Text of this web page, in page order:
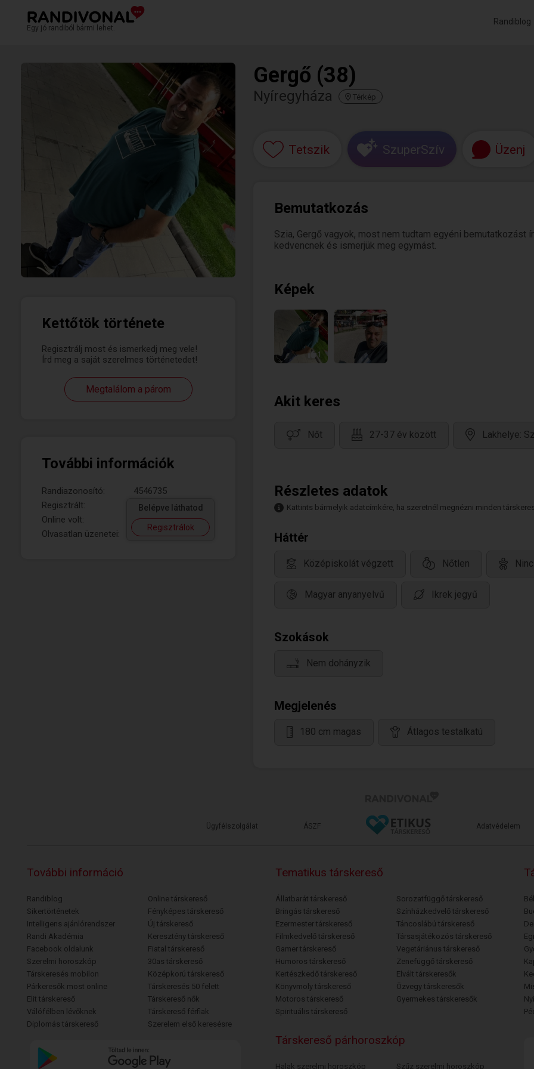
Egy jó randiból bármi lehet.
Randiblog
Kettőtök története
Regisztrálj most és ismerkedj meg vele!
Írd meg a saját szerelmes történetedet!
Megtalálom a párom
További információk
Randiazonosító:
4546735
Regisztrált:
Online volt:
Olvasatlan üzenetei:
Belépve láthatod
Regisztrálok
Gergő (38)
Nyíregyháza Térkép
Tetszik SzuperSzív Üzenj
Bemutatkozás
Szia, Gergő vagyok, most nem tudtam egyéni bemutatkozást
kedvencnek és ismerjük meg egymást.
Képek
1
Akit keres
Nőt 27-37 év között Lakhelye:
Részletes adatok
Kattints bármelyik adatcímkére, ha szeretnél megnézni minden
Háttér
Középiskolát végzett Nőtlen
Magyar anyanyelvű Ikrek jegyű
Szokások
Nem dohányzik
Megjelenés
180 cm magas Átlagos testalkatú
Ügyfélszolgálat ÁSZF Adatvédelem
További információ
Randiblog
Sikertörténetek
Intelligens ajánlórendszer
Randi Akadémia
Facebook oldalunk
Szerelmi horoszkóp
Társkeresés mobilon
Párkeresők most online
Elit társkereső
Válófélben lévőknek
Diplomás társkereső
Online társkereső
Fényképes társkereső
Új társkereső
Keresztény társkereső
Fiatal társkereső
30as társkereső
Középkorú társkereső
Társkeresés 50 felett
Társkereső nők
Társkereső férfiak
Szerelem első keresésre
Tematikus társkereső
Állatbarát társkereső
Bringás társkereső
Ezermester társkereső
Filmkedvelő társkereső
Gamer társkereső
Humoros társkereső
Kertészkedő társkereső
Könyvmoly társkereső
Motoros társkereső
Spirituális társkereső
Sorozatfüggő társkereső
Színházkedvelő társkereső
Táncoslábú társkereső
Társasjátékozós társkereső
Vegetáriánus társkereső
Zenefüggő társkereső
Elvált társkeresők
Özvegy társkeresők
Gyermekes társkeresők
Társkereső párhoroszkóp
Halak szerelmi horoszkóp Szűz szerelmi horoszkóp